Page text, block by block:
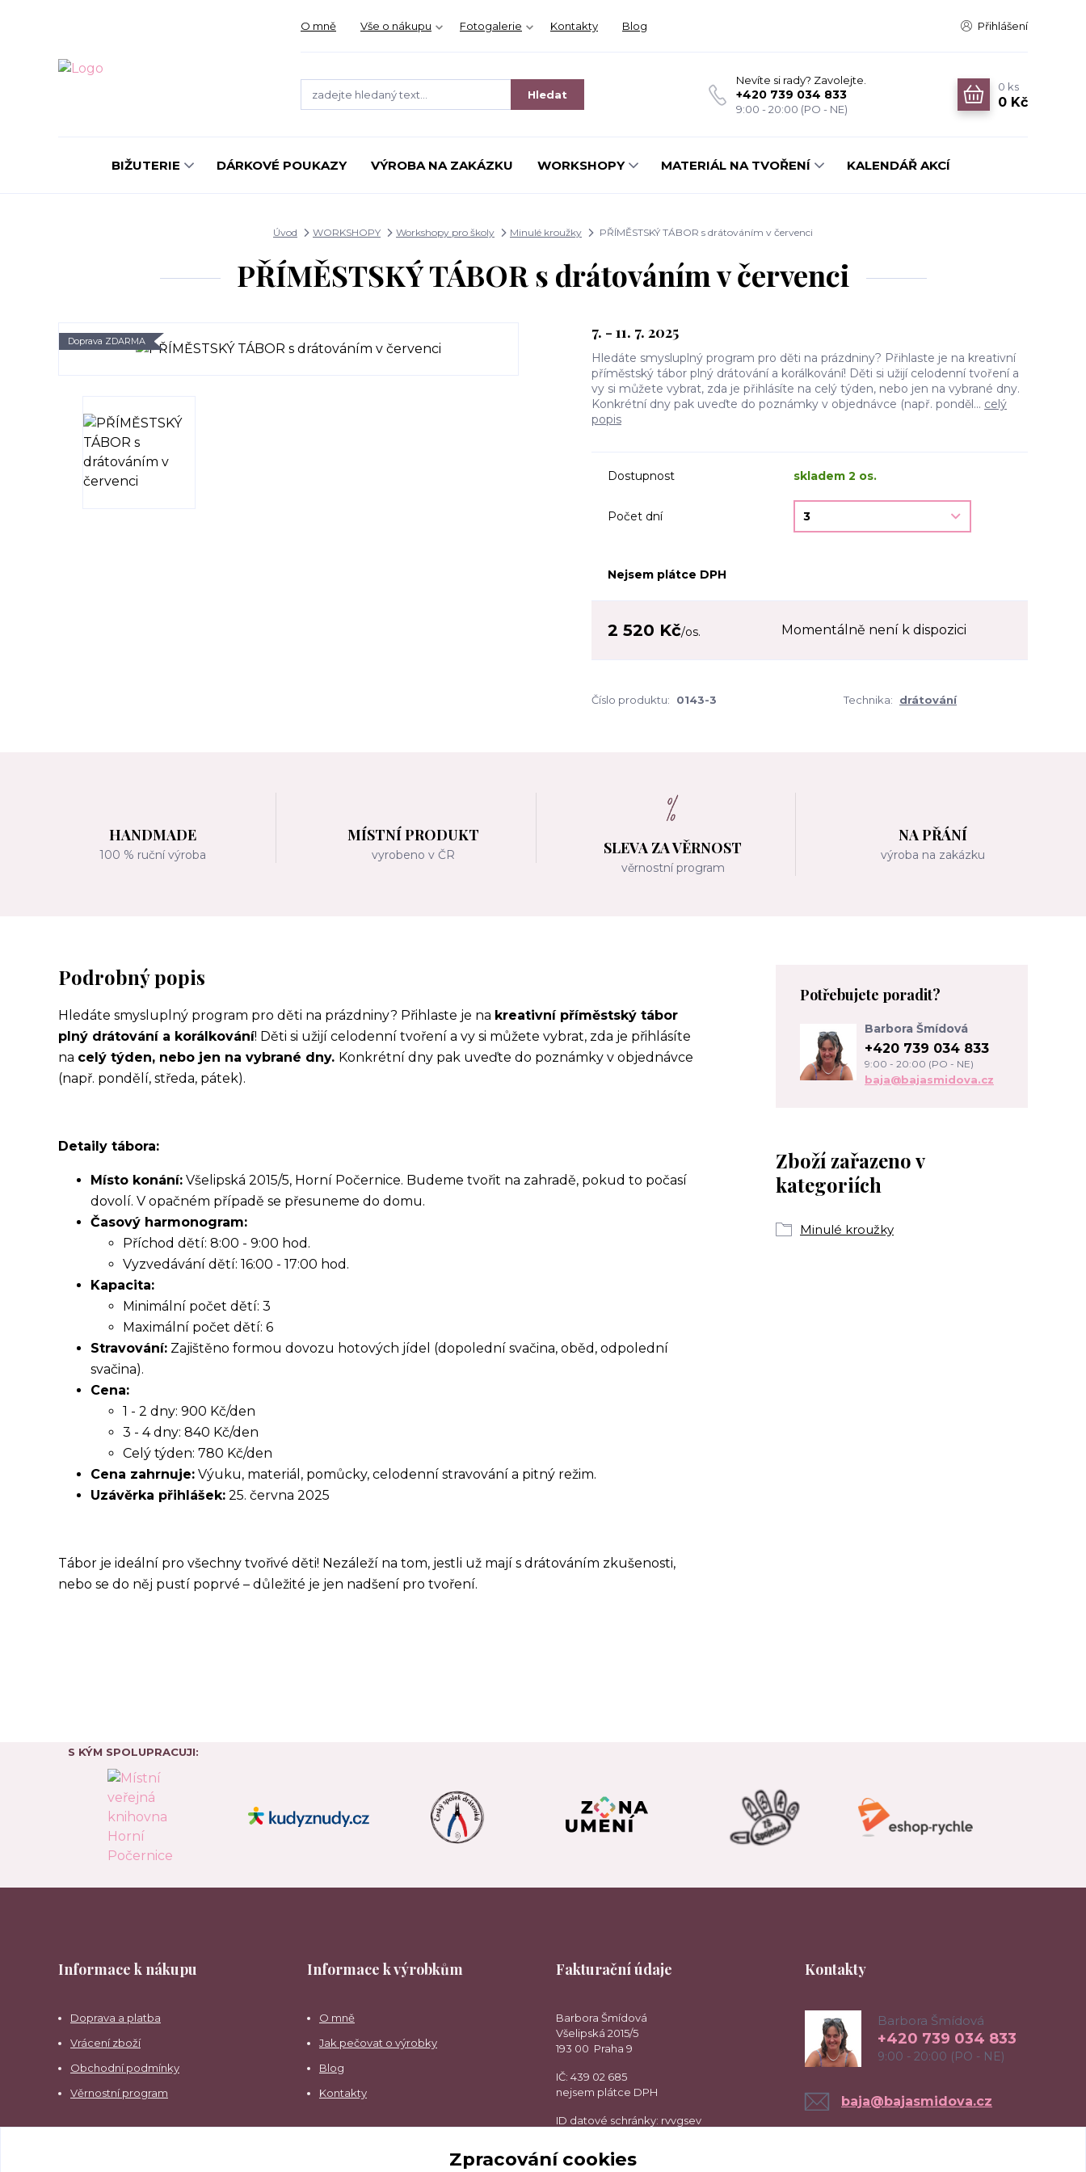
O mně Vše o nákupu Fotogalerie Kontakty Blog Přihlášení
Hledat
Nevíte si rady? Zavolejte.
+420 739 034 833
9:00 - 20:00 (PO - NE)
0 ks
0 Kč
BIŽUTERIE DÁRKOVÉ POUKAZY VÝROBA NA ZAKÁZKU WORKSHOPY MATERIÁL NA TVOŘENÍ KALENDÁŘ AKCÍ
Úvod WORKSHOPY Workshopy pro školy Minulé kroužky PŘÍMĚSTSKÝ TÁBOR s drátováním v červenci
PŘÍMĚSTSKÝ TÁBOR s drátováním v červenci
Doprava ZDARMA 7. - 11. 7. 2025
Hledáte smysluplný program pro děti na prázdniny? Přihlaste je na kreativní
příměstský tábor plný drátování a korálkování! Děti si užijí celodenní tvoření a
vy si můžete vybrat, zda je přihlásíte na celý týden, nebo jen na vybrané dny.
Konkrétní dny pak uveďte do poznámky v objednávce (např. ponděl... celý
popis
Dostupnost skladem 2 os.
Počet dní
Nejsem plátce DPH
2 520 Kč/os. Momentálně není k dispozici
Číslo produktu: 0143-3 Technika: drátování
HANDMADE
100 % ruční výroba
MÍSTNÍ PRODUKT
vyrobeno v ČR SLEVA ZA VĚRNOST
věrnostní program
NA PŘÁNÍ
výroba na zakázku
Podrobný popis
Hledáte smysluplný program pro děti na prázdniny? Přihlaste je na kreativní příměstský tábor
plný drátování a korálkování! Děti si užijí celodenní tvoření a vy si můžete vybrat, zda je přihlásíte
na celý týden, nebo jen na vybrané dny. Konkrétní dny pak uveďte do poznámky v objednávce
(např. pondělí, středa, pátek).
Detaily tábora:
Místo konání: Všelipská 2015/5, Horní Počernice. Budeme tvořit na zahradě, pokud to počasí
dovolí. V opačném případě se přesuneme do domu.
Časový harmonogram:
Příchod dětí: 8:00 - 9:00 hod.
Vyzvedávání dětí: 16:00 - 17:00 hod.
Kapacita:
Minimální počet dětí: 3
Maximální počet dětí: 6
Stravování: Zajištěno formou dovozu hotových jídel (dopolední svačina, oběd, odpolední
svačina).
Cena:
1 - 2 dny: 900 Kč/den
3 - 4 dny: 840 Kč/den
Celý týden: 780 Kč/den
Cena zahrnuje: Výuku, materiál, pomůcky, celodenní stravování a pitný režim.
Uzávěrka přihlášek: 25. června 2025
Tábor je ideální pro všechny tvořivé děti! Nezáleží na tom, jestli už mají s drátováním zkušenosti,
nebo se do něj pustí poprvé – důležité je jen nadšení pro tvoření.
Zboží zařazeno v
kategoriích
Minulé kroužky
Potřebujete poradit?
Barbora Šmídová
+420 739 034 833
9:00 - 20:00 (PO - NE)
baja@bajasmidova.cz
S KÝM SPOLUPRACUJI:
Informace k nákupu
Doprava a platba
Vrácení zboží
Obchodní podmínky
Věrnostní program
Informace k výrobkům
O mně
Jak pečovat o výrobky
Blog
Kontakty
Fakturační údaje
Barbora Šmídová
Všelipská 2015/5
193 00 Praha 9
IČ: 439 02 685
nejsem plátce DPH
ID datové schránky: rvvgsev
Kontakty
Barbora Šmídová
+420 739 034 833
9:00 - 20:00 (PO - NE)
baja@bajasmidova.cz
Zpracování cookies